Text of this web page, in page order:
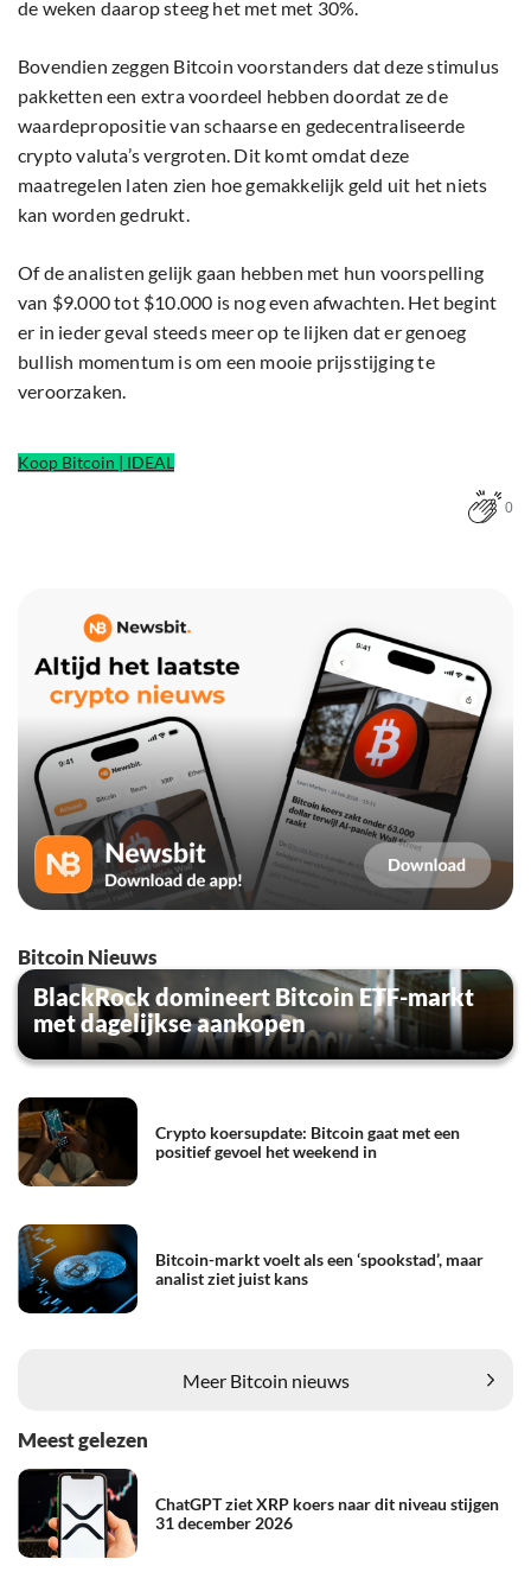
de weken daarop steeg het met met 30%.
Bovendien zeggen Bitcoin voorstanders dat deze stimulus
pakketten een extra voordeel hebben doordat ze de
waardepropositie van schaarse en gedecentraliseerde
crypto valuta’s vergroten. Dit komt omdat deze
maatregelen laten zien hoe gemakkelijk geld uit het niets
kan worden gedrukt.
Of de analisten gelijk gaan hebben met hun voorspelling
van $9.000 tot $10.000 is nog even afwachten. Het begint
er in ieder geval steeds meer op te lijken dat er genoeg
bullish momentum is om een mooie prijsstijging te
veroorzaken.
Koop Bitcoin | IDEAL
0
Bitcoin Nieuws
BlackRock domineert Bitcoin ETF-markt
met dagelijkse aankopen
Crypto koersupdate: Bitcoin gaat met een
positief gevoel het weekend in
Bitcoin-markt voelt als een ‘spookstad’, maar
analist ziet juist kans
Meer Bitcoin nieuws
Meest gelezen
ChatGPT ziet XRP koers naar dit niveau stijgen
31 december 2026